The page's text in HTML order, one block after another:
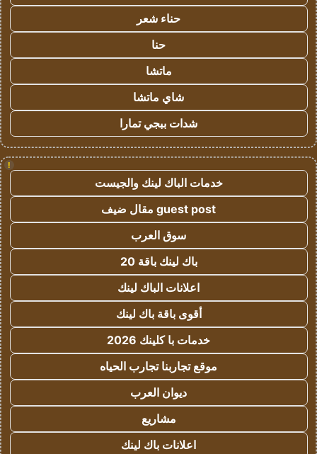
حناء شعر
حنا
ماتشا
شاي ماتشا
شدات ببجي تمارا
!
خدمات الباك لينك والجيست
guest post مقال ضيف
سوق العرب
باك لينك باقة 20
اعلانات الباك لينك
أقوى باقة باك لينك
خدمات با كلينك 2026
موقع تجاربنا تجارب الحياه
ديوان العرب
مشاريع
اعلانات باك لينك